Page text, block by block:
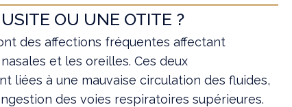
OU UNE OTITE ?
des affections fréquentes affectant
et les oreilles. Ces deux
liées à une mauvaise circulation des fluides,
des voies respiratoires supérieures.